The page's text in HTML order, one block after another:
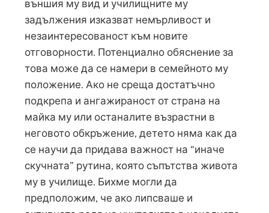
външия му вид и училищните му
задължения изказват немърливост и
незаинтересованост към новите
отговорности. Потенциално обяснение за
това може да се намери в семейното му
положение. Ако не среща достатъчно
подкрепа и ангажираност от страна на
майка му или останалите възрастни в
неговото обкръжение, детето няма как да
се научи да придава важност на “иначе
скучната” рутина, която съпътства живота
му в училище. Бихме могли да
предположим, че ако липсваше и